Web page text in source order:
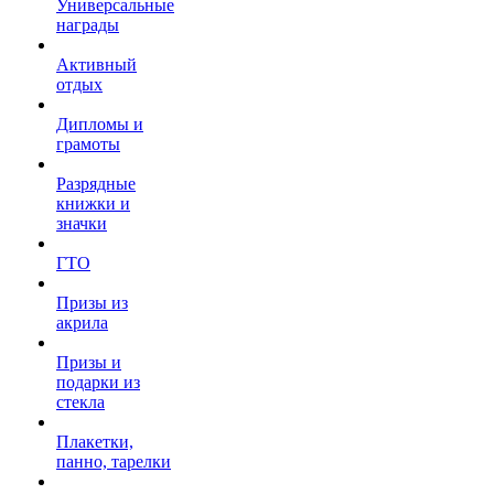
Универсальные
награды
Активный
отдых
Дипломы и
грамоты
Разрядные
книжки и
значки
ГТО
Призы из
акрила
Призы и
подарки из
стекла
Плакетки,
панно, тарелки